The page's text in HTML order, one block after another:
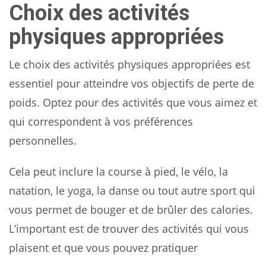
Choix des activités
physiques appropriées
Le choix des activités physiques appropriées est
essentiel pour atteindre vos objectifs de perte de
poids. Optez pour des activités que vous aimez et
qui correspondent à vos préférences
personnelles.
Cela peut inclure la course à pied, le vélo, la
natation, le yoga, la danse ou tout autre sport qui
vous permet de bouger et de brûler des calories.
L’important est de trouver des activités qui vous
plaisent et que vous pouvez pratiquer